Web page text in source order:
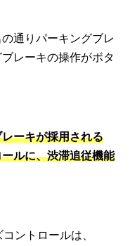
通りパーキングブレ
レーキの操作がボタ
ーキが採用される
ルに、渋滞追従機能
ントロールは、